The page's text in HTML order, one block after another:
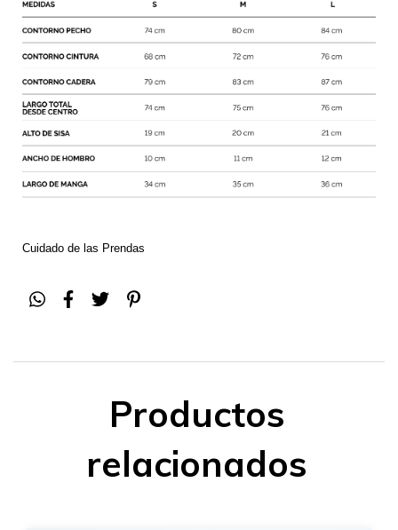
Cuidado de las Prendas
Productos
relacionados